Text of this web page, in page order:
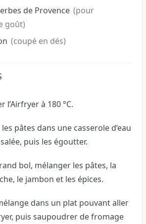
de Provence (pour
goût)
(coupé en dés)
l’Airfryer à 180 °C.
pâtes dans une casserole d’eau
puis les égoutter.
bol, mélanger les pâtes, la
le jambon et les épices.
dans un plat pouvant aller
puis saupoudrer de fromage